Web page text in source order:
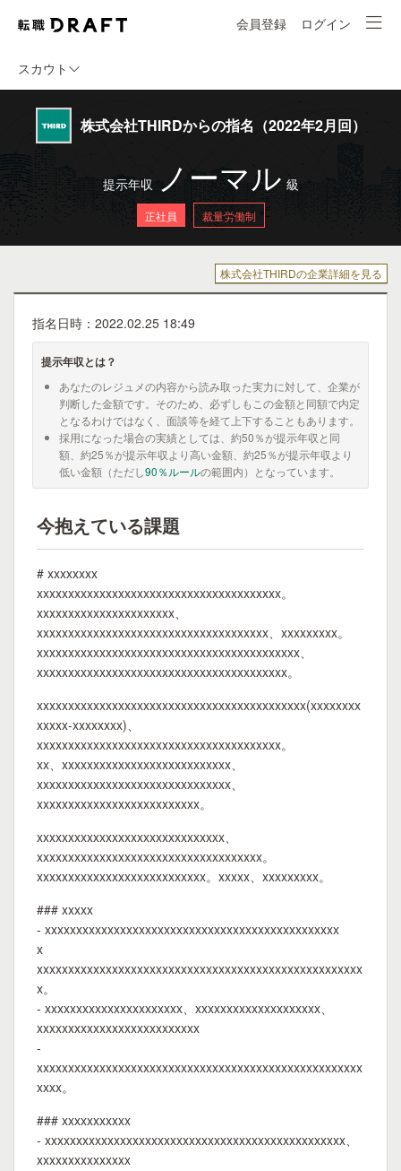
会員登録 ログイン
スカウト
株式会社THIRDからの指名（2022年2月回）
提示年収 ノーマル 級
正社員 裁量労働制
株式会社THIRDの企業詳細を見る
指名日時：2022.02.25 18:49
提示年収とは？
あなたのレジュメの内容から読み取った実力に対して、企業が
判断した金額です。そのため、必ずしもこの金額と同額で内定
となるわけではなく、面談等を経て上下することもあります。
採用になった場合の実績としては、約50％が提示年収と同
額、約25％が提示年収より高い金額、約25％が提示年収より
低い金額（ただし90％ルールの範囲内）となっています。
今抱えている課題
# xxxxxxxx
xxxxxxxxxxxxxxxxxxxxxxxxxxxxxxxxxxxxxxx。
xxxxxxxxxxxxxxxxxxxxxx、
xxxxxxxxxxxxxxxxxxxxxxxxxxxxxxxxxxxxx、xxxxxxxxx。
xxxxxxxxxxxxxxxxxxxxxxxxxxxxxxxxxxxxxxxxxx、
xxxxxxxxxxxxxxxxxxxxxxxxxxxxxxxxxxxxxxxx。
xxxxxxxxxxxxxxxxxxxxxxxxxxxxxxxxxxxxxxxxxxx(xxxxxxxx
xxxxx-xxxxxxxx)、
xxxxxxxxxxxxxxxxxxxxxxxxxxxxxxxxxxxxxxx。
xx、xxxxxxxxxxxxxxxxxxxxxxxxxxx、
xxxxxxxxxxxxxxxxxxxxxxxxxxxxxxx、
xxxxxxxxxxxxxxxxxxxxxxxxxx。
xxxxxxxxxxxxxxxxxxxxxxxxxxxxxx、
xxxxxxxxxxxxxxxxxxxxxxxxxxxxxxxxxxxx。
xxxxxxxxxxxxxxxxxxxxxxxxxxx。xxxxx、xxxxxxxxx。
### xxxxx
- xxxxxxxxxxxxxxxxxxxxxxxxxxxxxxxxxxxxxxxxxxxxxxx
x
xxxxxxxxxxxxxxxxxxxxxxxxxxxxxxxxxxxxxxxxxxxxxxxxxxxx
x。
- xxxxxxxxxxxxxxxxxxxxxx、xxxxxxxxxxxxxxxxxxxx、
xxxxxxxxxxxxxxxxxxxxxxxxxx
-
xxxxxxxxxxxxxxxxxxxxxxxxxxxxxxxxxxxxxxxxxxxxxxxxxxxx
xxxx。
### xxxxxxxxxxx
- xxxxxxxxxxxxxxxxxxxxxxxxxxxxxxxxxxxxxxxxxxxxxxxx、
xxxxxxxxxxxxxxx